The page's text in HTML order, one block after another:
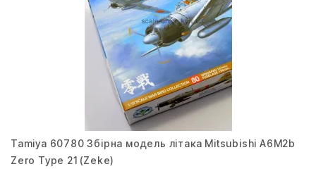
Tamiya 60780 Збірна модель літака Mitsubishi A6M2b
Zero Type 21 (Zeke)